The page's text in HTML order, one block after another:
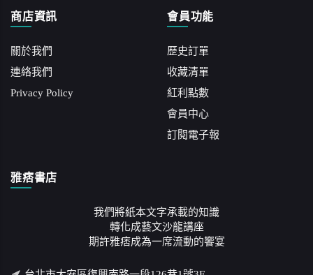
商店資訊
關於我們
連絡我們
Privacy Policy
會員功能
歷史訂單
收藏清單
紅利點數
會員中心
訂閱電子報
雅痞書店
我們將紙本文字承載的知識
轉化成藝文沙龍講座
期許雅痞成為一席流動的饗宴